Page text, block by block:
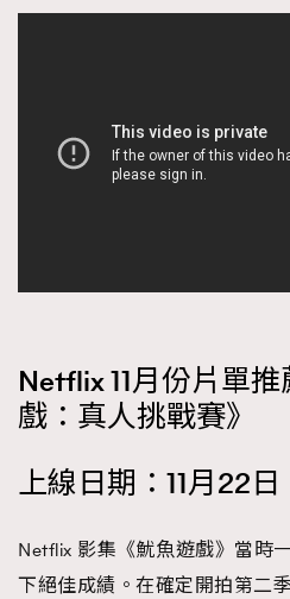
Netflix 11月份片單
戲：真人挑戰賽》
上線日期：11月22日
Netflix 影集《魷魚遊戲》當時
下絕佳成績。在確定開拍第二